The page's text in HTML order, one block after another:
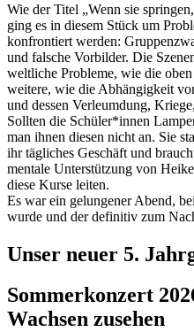
Wie der Titel „Wenn sie
ging es in diesem Stück um
konfrontiert werden:
und falsche Vorbilder. Die
weltliche Probleme, wie die
weitere, wie die Abhängigkeit
und dessen Verleumdung,
Sollten die Schüler*innen
man ihnen diesen nicht an. Sie
ihr tägliches Geschäft und
mentale Unterstützung von
diese Kurse leiten.
Es war ein gelungener Abend,
wurde und der definitiv zum
Unser neuer 5.
Sommerkonzert
Wachsen zusehen